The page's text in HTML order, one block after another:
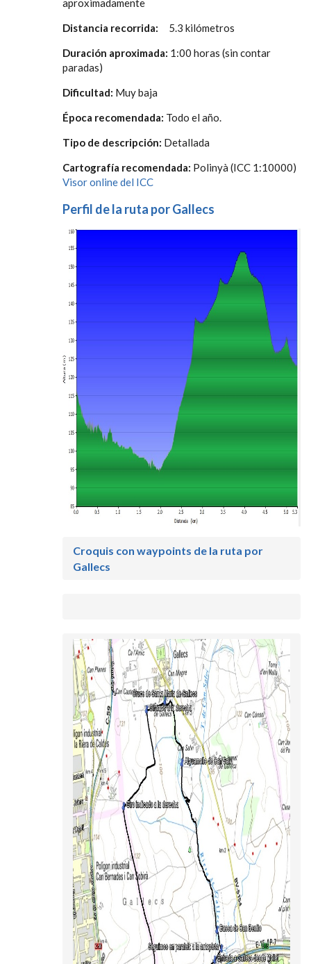
aproximadamente
Distancia recorrida: 5.3 kilómetros
Duración aproximada: 1:00 horas (sin contar
paradas)
Dificultad: Muy baja
Época recomendada: Todo el año.
Tipo de descripción: Detallada
Cartografía recomendada: Polinyà (ICC 1:10000)
Visor online del ICC
Perfil de la ruta por Gallecs
Croquis con waypoints de la ruta por
Gallecs